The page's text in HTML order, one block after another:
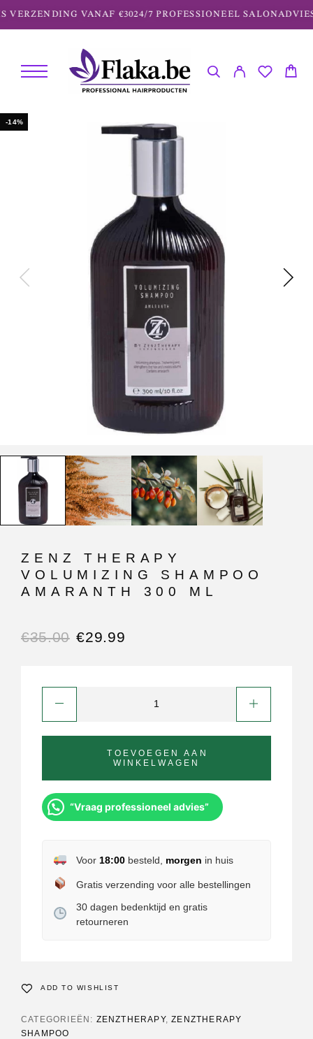
VANAF €3024/7 PROFESSIONEEL SALONADVIES
-14%
ZENZ THERAPY
VOLUMIZING SHAMPOO
AMARANTH 300 ML
€35.00 €29.99
TOEVOEGEN AAN
WINKELWAGEN
“Vraag professioneel advies”
Voor 18:00besteld, morgen in huis
Gratis verzending voor alle bestellingen
30 dagen bedenktijd en gratis
retourneren
ADD TO WISHLIST
CATEGORIEËN: ZENZTHERAPY,ZENZTHERAPY
SHAMPOO